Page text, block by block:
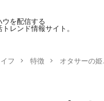
ウを配信する
レンド情報サイト。
フ 特徴 オタサーの